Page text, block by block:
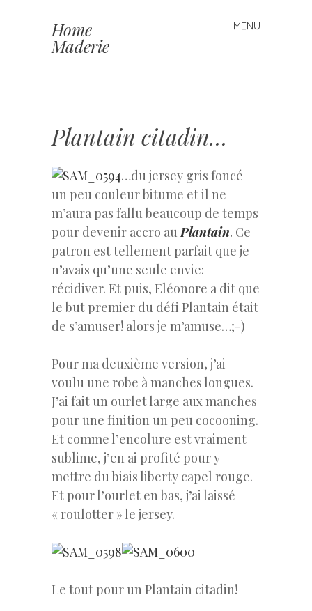
Home
Maderie
MENU
Skip to content
Plantain citadin…
…du jersey gris foncé
un peu couleur bitume et il ne
m’aura pas fallu beaucoup de temps
pour devenir accro auPlantain. Ce
patron est tellement parfait que je
n’avais qu’une seule envie:
récidiver. Et puis, Eléonore a dit que
le but premier du défi Plantain était
de s’amuser! alors je m’amuse…;-)
Pour ma deuxième version, j’ai
voulu une robe à manches longues.
J’ai fait un ourlet large aux manches
pour une finition un peu cocooning.
Et comme l’encolure est vraiment
sublime, j’en ai profité pour y
mettre du biais liberty capel rouge.
Et pour l’ourlet en bas, j’ai laissé
« roulotter » le jersey.
Le tout pour un Plantain citadin!